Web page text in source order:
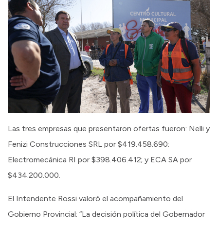
Las tres empresas que presentaron ofertas fueron: Nelli y
Fenizi Construcciones SRL por $419.458.690;
Electromecánica RI por $398.406.412; y ECA SA por
$434.200.000.
El Intendente Rossi valoró el acompañamiento del
Gobierno Provincial: “La decisión política del Gobernador